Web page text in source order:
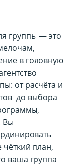
группы — это
в головную
от расчёта и
до выбора
Вы
чёткий план,
ваша группа